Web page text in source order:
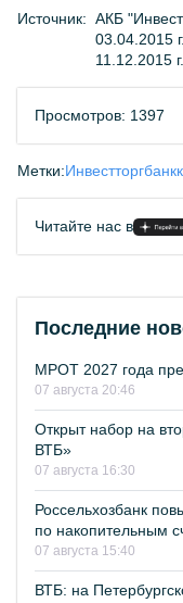
Источник: АКБ
03.04.2015
11.12.2015
Просмотров: 1397
Метки:Инвестторгбанк
Читайте нас в
Последние
МРОТ 2027 года
07 августа 20:46
Открыт набор на
ВТБ»
07 августа 16:30
Россельхозбанк
по накопительным
07 августа 15:40
ВТБ: на